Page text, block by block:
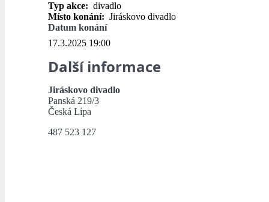
Typ akce: divadlo
Místo konání: Jiráskovo divadlo
Datum konání
17.3.2025 19:00
Další informace
Jiráskovo divadlo
Panská 219/3
Česká Lípa
487 523 127